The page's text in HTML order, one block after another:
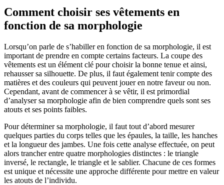
Comment choisir ses vêtements en
fonction de sa morphologie
Lorsqu’on parle de s’habiller en fonction de sa morphologie, il est
important de prendre en compte certains facteurs. La coupe des
vêtements est un élément clé pour choisir la bonne tenue et ainsi,
rehausser sa silhouette. De plus, il faut également tenir compte des
matières et des couleurs qui peuvent jouer en notre faveur ou non.
Cependant, avant de commencer à se vêtir, il est primordial
d’analyser sa morphologie afin de bien comprendre quels sont ses
atouts et ses points faibles.
Pour déterminer sa morphologie, il faut tout d’abord mesurer
quelques parties du corps telles que les épaules, la taille, les hanches
et la longueur des jambes. Une fois cette analyse effectuée, on peut
alors trancher entre quatre morphologies distinctes : le triangle
inversé, le rectangle, le triangle et le sablier. Chacune de ces formes
est unique et nécessite une approche différente pour mettre en valeur
les atouts de l’individu.